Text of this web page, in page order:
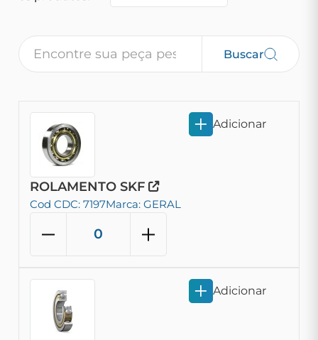
Buscar
ROLAMENTO SKF
Cod CDC: 7197Marca: GERAL
Adicionar
Adicionar